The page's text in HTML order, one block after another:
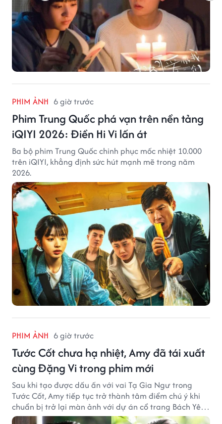
PHIM ẢNH 6 giờ trước
Phim Trung Quốc phá vạn trên nền tảng
iQIYI 2026: Điền Hi Vi lấn át
Ba bộ phim Trung Quốc chinh phục mốc nhiệt 10.000
trên iQIYI, khẳng định sức hút mạnh mẽ trong năm
2026.
PHIM ẢNH 6 giờ trước
Tước Cốt chưa hạ nhiệt, Amy đã tái xuất
cùng Đặng Vi trong phim mới
Sau khi tạo được dấu ấn với vai Tạ Gia Ngư trong
Tước Cốt, Amy tiếp tục trở thành tâm điểm chú ý khi
chuẩn bị trở lại màn ảnh với dự án cổ trang Bách Yêu
Phổ.